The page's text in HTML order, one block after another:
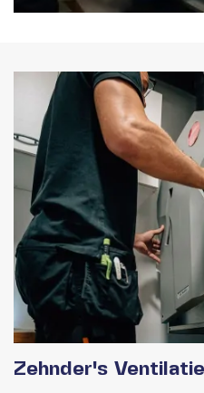
Zehnder's